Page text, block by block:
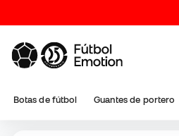
Botas de fútbol Guantes de portero